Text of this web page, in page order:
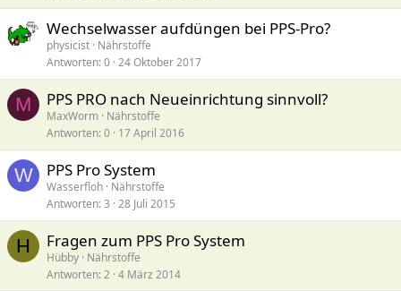
Wechselwasser aufdüngen bei PPS-Pro?
physicist Nährstoffe
Antworten 0 24 Oktober 2017
M PPS PRO nach Neueinrichtung sinnvoll?
MaxWorm Nährstoffe
Antworten 0 17 April 2016
W PPS Pro System
Wasserfloh Nährstoffe
Antworten 3 28 Juli 2015
H Fragen zum PPS Pro System
Hübby Nährstoffe
Antworten 2 4 März 2014